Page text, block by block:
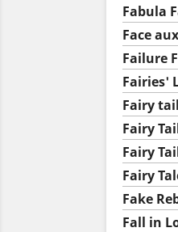
Fabula
Face
Failure
Fairies'
Fairy tail
Fairy
Fairy
Fairy
Fake
Fall in